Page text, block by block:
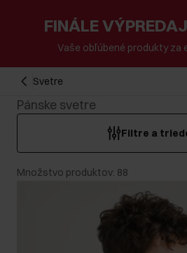
FINÁLE
Vaše obľúbené produkty za
Svetre
Pánske svetre
Filtre a
Množstvo produktov: 88